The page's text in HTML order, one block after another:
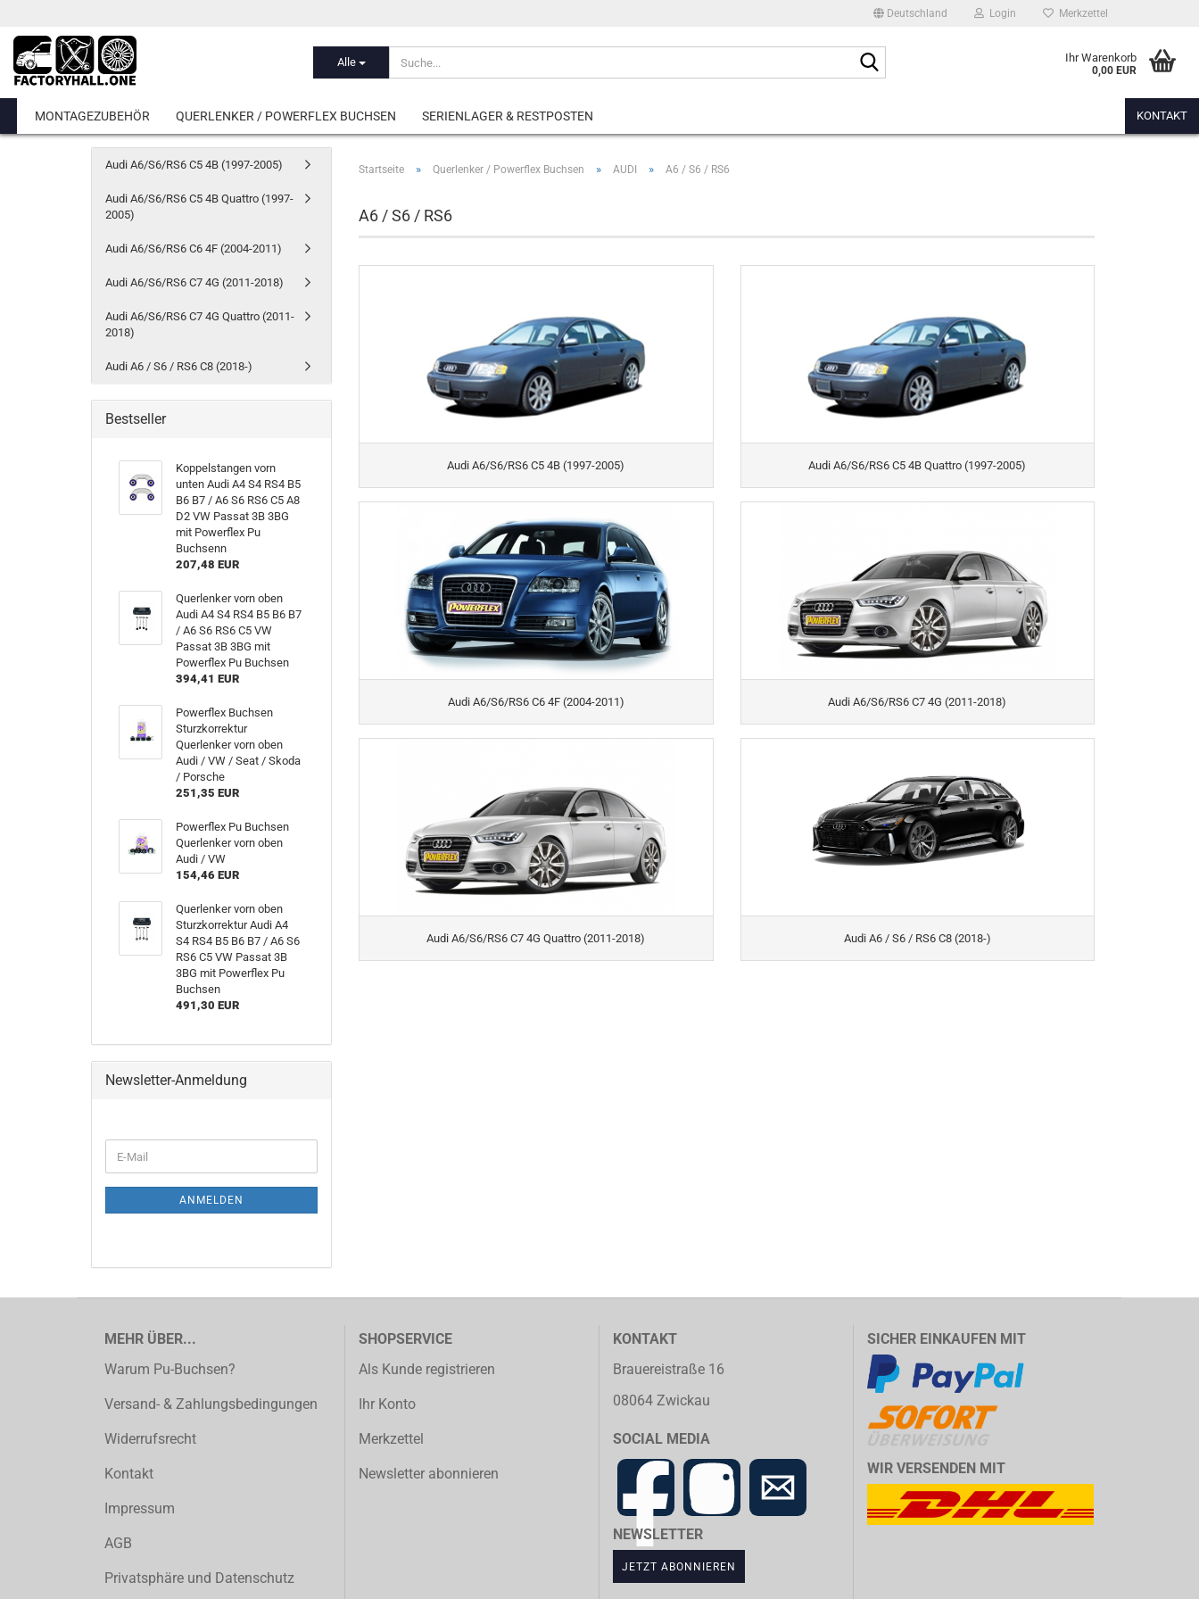
Deutschland Login Merkzettel
Alle Ihr Warenkorb
0,00 EUR
MONTAGEZUBEHÖR QUERLENKER / POWERFLEX BUCHSEN SERIENLAGER & RESTPOSTEN KONTAKT
Startseite » Querlenker / Powerflex Buchsen » AUDI » A6 / S6 / RS6
A6 / S6 / RS6
Audi A6/S6/RS6 C5 4B (1997-2005) Audi A6/S6/RS6 C5 4B Quattro (1997-2005)
Audi A6/S6/RS6 C6 4F (2004-2011) Audi A6/S6/RS6 C7 4G (2011-2018)
Audi A6/S6/RS6 C7 4G Quattro (2011-2018) Audi A6 / S6 / RS6 C8 (2018-)
Audi A6/S6/RS6 C5 4B (1997-2005)
Audi A6/S6/RS6 C5 4B Quattro (1997-
2005)
Audi A6/S6/RS6 C6 4F (2004-2011)
Audi A6/S6/RS6 C7 4G (2011-2018)
Audi A6/S6/RS6 C7 4G Quattro (2011-
2018)
Audi A6 / S6 / RS6 C8 (2018-)
Bestseller
Koppelstangen vorn
unten Audi A4 S4 RS4 B5
B6 B7 / A6 S6 RS6 C5 A8
D2 VW Passat 3B 3BG
mit Powerflex Pu
Buchsenn
207,48 EUR
Querlenker vorn oben
Audi A4 S4 RS4 B5 B6 B7
/ A6 S6 RS6 C5 VW
Passat 3B 3BG mit
Powerflex Pu Buchsen
394,41 EUR
Powerflex Buchsen
Sturzkorrektur
Querlenker vorn oben
Audi / VW / Seat / Skoda
/ Porsche
251,35 EUR
Powerflex Pu Buchsen
Querlenker vorn oben
Audi / VW
154,46 EUR
Querlenker vorn oben
Sturzkorrektur Audi A4
S4 RS4 B5 B6 B7 / A6 S6
RS6 C5 VW Passat 3B
3BG mit Powerflex Pu
Buchsen
491,30 EUR
Newsletter-Anmeldung
ZUR
E-
Mail
ANMELDEN
MEHR ÜBER...
Warum Pu-Buchsen?
Versand- & Zahlungsbedingungen
Widerrufsrecht
Kontakt
Impressum
AGB
Privatsphäre und Datenschutz
SHOPSERVICE
Als Kunde registrieren
Ihr Konto
Merkzettel
Newsletter abonnieren
KONTAKT
Brauereistraße 16
08064 Zwickau
SOCIAL MEDIA
NEWSLETTER
JETZT ABONNIEREN
SICHER EINKAUFEN MIT
WIR VERSENDEN MIT